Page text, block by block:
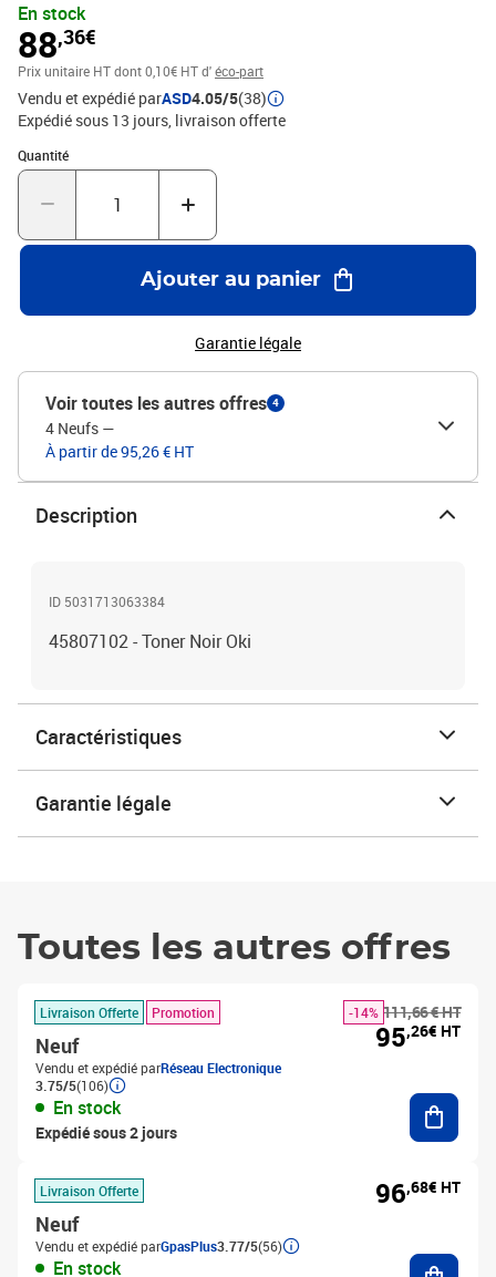
En stock
88,36€
Prix unitaire HTdont 0,10€ HT d'éco-part
Vendu et expédié parASD4.05/5(38)
Expédié sous 13 jours livraison offerte
Quantité
Quantité : 1
Ajouter au panier
Garantie légale
Voir toutes les autres offres 4
4 Neufs —
À partir de 95,26 € HT
Description
ID 5031713063384
45807102 - Toner Noir Oki
Caractéristiques
Garantie légale
Toutes les autres offres
Livraison Offerte Promotion
Neuf
Vendu et expédié parRéseau Electronique
3.75/5(106)
En stock
Expédié sous 2 jours
111,66 € HT
-14%
95,26€ HT
Livraison Offerte
Neuf
Vendu et expédié parGpasPlus3.77/5(56)
En stock
96,68€ HT